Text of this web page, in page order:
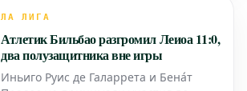
«Спотифай Камп Ноу». В начале
включилась в игру и имела несколько
шансов откр
ЛА ЛИГА
Атлетик Бильбао разгромил Леиоа 11:0,
два полузащитника вне игры
Иньиго Руис де Галаррета и Бена́т